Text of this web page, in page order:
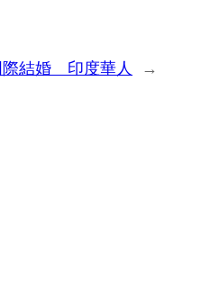
際結婚 印度華人 →